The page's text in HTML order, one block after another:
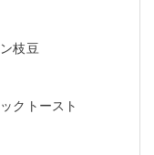
枝豆
クトースト